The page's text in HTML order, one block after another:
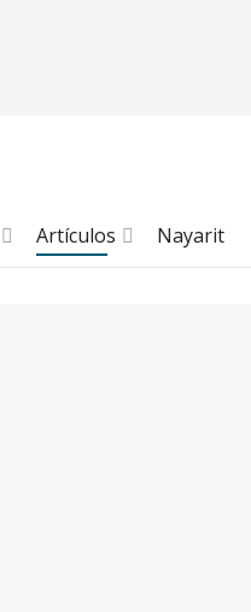
Artículos Nayarit